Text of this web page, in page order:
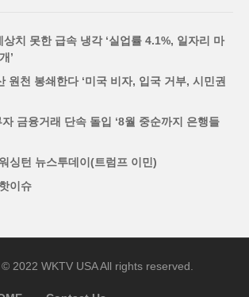
치 못한 급속 냉각 ‘실업률 4.1%, 일자리 마
’
원천 봉쇄한다 ‘미국 비자, 입국 거부, 시민권
금융거래 단속 돌입 ‘8월 중순까지 은행들
싱턴 뉴스투데이(트럼프 이민)
이슈
2022 WKTV USA All rights reserved.